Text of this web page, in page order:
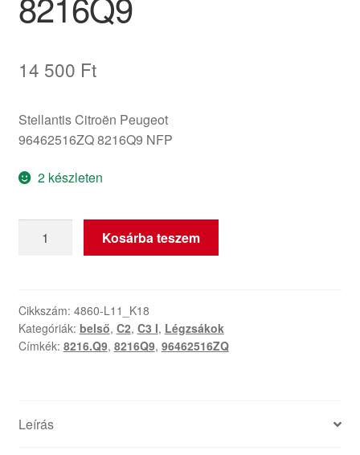
14 500 Ft
Stellantis Citroën Peugeot
96462516ZQ 8216Q9 NFP
2 készleten
világosszürke
C3
96462516ZQ
8216Q9
Kosárba teszem
Cikkszám: 4860-L11_K18
Kategóriák: belső, C2, C3 I, Légzsákok
Címkék: 8216.Q9, 8216Q9, 96462516ZQ
Leírás